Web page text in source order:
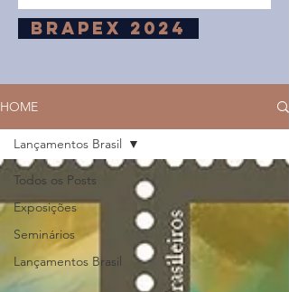
BRAPEX 2024
HOME
Todos os Posts
Exposições
Seminários
Lançamentos Brasil
Lançamentos Brasil